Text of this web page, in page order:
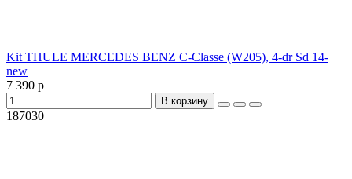
Kit THULE MERCEDES BENZ C-Classe (W205), 4-dr Sd 14-
new
7 390 р
В корзину
187030